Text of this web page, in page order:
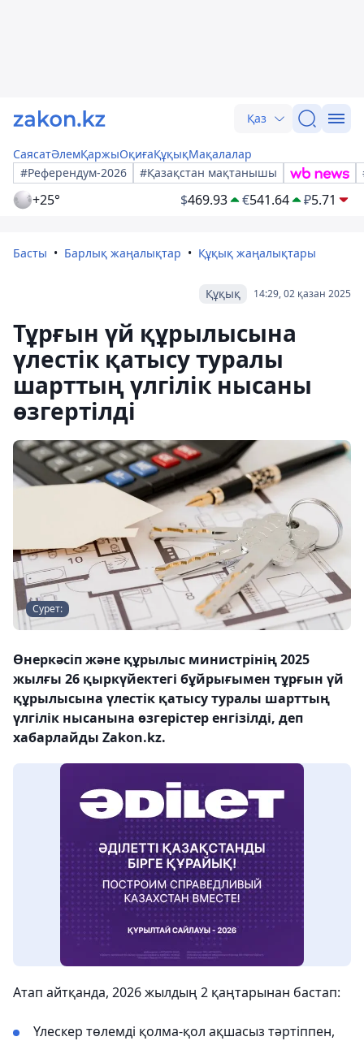
Қаз
СаясатӘлемҚаржыОқиғаҚұқықМақалалар
#Референдум-2026
#Қазақстан мақтанышы
+25° $469.93 €541.64 ₽5.71
Басты Барлық жаңалықтар Құқық жаңалықтары
14:29, 02 қазан 2025
Құқық
Тұрғын үй құрылысына
үлестік қатысу туралы
шарттың үлгілік нысаны
өзгертілді
Сурет:
Өнеркәсіп және құрылыс министрінің 2025
жылғы 26 қыркүйектегі бұйрығымен тұрғын үй
құрылысына үлестік қатысу туралы шарттың
үлгілік нысанына өзгерістер енгізілді, деп
хабарлайды Zakon.kz.
Атап айтқанда, 2026 жылдың 2 қаңтарынан бастап:
Үлескер төлемді қолма-қол ақшасыз тәртіппен,